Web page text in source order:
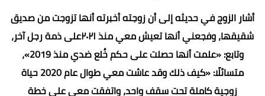
أشار الزوج في حديثه إلى أن زوجته أخبرته أنها تزوجت من صديق
شقيقها، وفجعني أنها تعيش معي منذ ٢٠٢١على ذمة رجل آخر،
وتابع: «علمت أنها حصلت على حكم خُلع ضدي منذ 2019»،
متسائلًا: «كيف ذلك وقد عاشت معي طوال عام 2020 حياة
زوجية كاملة تحت سقف واحد، واتفقت معي على خطة